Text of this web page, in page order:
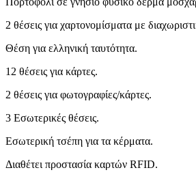
2 θέσεις για χαρτονομίσματα με
Θέση για ελληνική ταυτότητα.
12 θέσεις για κάρτες.
2 θέσεις για φωτογραφίες/κάρτες.
3 Εσωτερικές θέσεις.
Εσωτερική τσέπη για τα κέρματα.
Διαθέτει προστασία καρτών RFID.